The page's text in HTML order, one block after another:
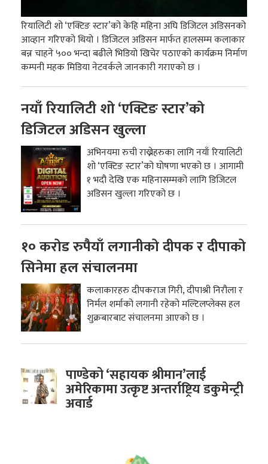
रियालिटी शो ‘एक्टिङ स्टार’को केहि महिना अघि डिजिटल अडिसनको
आव्हान गरिएको थियो । डिजिटल अडिसन मार्फत हालसम्म कलाकार
बन्न चाहने ५०० भन्दा बढीले भिडियो खिचेर पठाएको कार्यक्रम निर्माण
कम्पनी महक मिडिया नेटवर्कले जानकारी गराएको छ ।
नयाँ रियालिटी शो ‘एक्टिङ स्टार’को
डिजिटल अडिसन खुल्ला
अभिनयमा रुची राख्नेहरुका लागि नयाँ रियालिटी
शो ‘एक्टिङ स्टार’को घोषणा भएको छ । आगामी
१ भदौ देखि एक महिनासम्मको लागि डिजिटल
अडिसन खुल्ला गरिएको छ ।
१० करोड रुपैयाँ लगानीको दीपक र दीपाको
सिनेमा हल संचालनमा
कलाकारहरु दीपकराज गिरी, दीपाश्री निरौला र
निर्मल शर्माको लगानी रहेको मल्टिलप्लेक्स हल
शुक्रबारबाट संचालनमा आएको छ ।
पाण्डेको ‘सहायक श्रीमान’लाई
अमेरिकामा उत्कृष्ट अन्तर्राष्ट्रिय डकुमेन्ट्री
अवार्ड